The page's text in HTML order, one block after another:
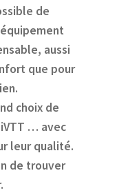
de
aussi
que pour
choix de
… avec
leur qualité.
de trouver